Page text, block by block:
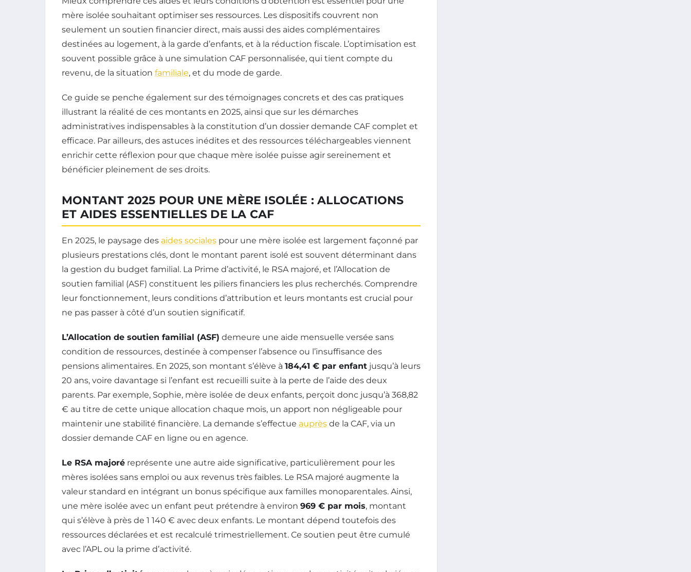
mère isolée souhaitant optimiser ses ressources. Les dispositifs couvrent non
seulement un soutien financier direct, mais aussi des aides complémentaires
destinées au logement, à la garde d’enfants, et à la réduction fiscale. L’optimisation est
souvent possible grâce à une simulation CAF personnalisée, qui tient compte du
revenu, de la situation familiale, et du mode de garde.
Ce guide se penche également sur des témoignages concrets et des cas pratiques
illustrant la réalité de ces montants en 2025, ainsi que sur les démarches
administratives indispensables à la constitution d’un dossier demande CAF complet et
efficace. Par ailleurs, des astuces inédites et des ressources téléchargeables viennent
enrichir cette réflexion pour que chaque mère isolée puisse agir sereinement et
bénéficier pleinement de ses droits.
MONTANT 2025 POUR UNE MÈRE ISOLÉE : ALLOCATIONS
ET AIDES ESSENTIELLES DE LA CAF
En 2025, le paysage des aides sociales pour une mère isolée est largement façonné par
plusieurs prestations clés, dont le montant parent isolé est souvent déterminant dans
la gestion du budget familial. La Prime d’activité, le RSA majoré, et l’Allocation de
soutien familial (ASF) constituent les piliers financiers les plus recherchés. Comprendre
leur fonctionnement, leurs conditions d’attribution et leurs montants est crucial pour
ne pas passer à côté d’un soutien significatif.
L’Allocation de soutien familial (ASF) demeure une aide mensuelle versée sans
condition de ressources, destinée à compenser l’absence ou l’insuffisance des
pensions alimentaires. En 2025, son montant s’élève à 184,41 € par enfant jusqu’à leurs
20 ans, voire davantage si l’enfant est recueilli suite à la perte de l’aide des deux
parents. Par exemple, Sophie, mère isolée de deux enfants, perçoit donc jusqu’à 368,82
€ au titre de cette unique allocation chaque mois, un apport non négligeable pour
maintenir une stabilité financière. La demande s’effectue auprès de la CAF, via un
dossier demande CAF en ligne ou en agence.
Le RSA majoré représente une autre aide significative, particulièrement pour les
mères isolées sans emploi ou aux revenus très faibles. Le RSA majoré augmente la
valeur standard en intégrant un bonus spécifique aux familles monoparentales. Ainsi,
une mère isolée avec un enfant peut prétendre à environ 969 € par mois, montant
qui s’élève à près de 1 140 € avec deux enfants. Le montant dépend toutefois des
ressources déclarées et est recalculé trimestriellement. Ce soutien peut être cumulé
avec l’APL ou la prime d’activité.